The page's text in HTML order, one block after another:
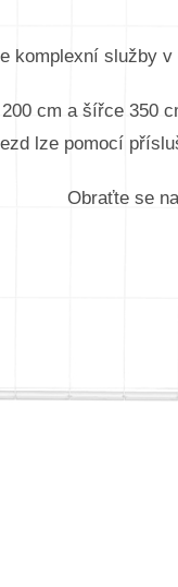
komplexní služby
cm a šířce 350
lze pomocí
Obraťte se